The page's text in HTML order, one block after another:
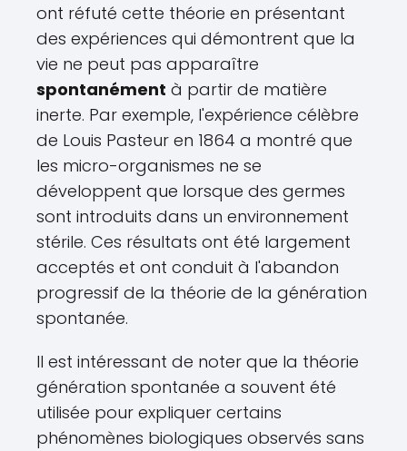
ont réfuté cette théorie en présentant
des expériences qui démontrent que la
vie ne peut pas apparaître
spontanément à partir de matière
inerte. Par exemple, l'expérience célèbre
de Louis Pasteur en 1864 a montré que
les micro-organismes ne se
développent que lorsque des germes
sont introduits dans un environnement
stérile. Ces résultats ont été largement
acceptés et ont conduit à l'abandon
progressif de la théorie de la génération
spontanée.
Il est intéressant de noter que la théorie
génération spontanée a souvent été
utilisée pour expliquer certains
phénomènes biologiques observés sans